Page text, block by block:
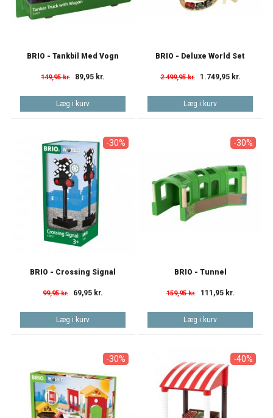
BRIO - Tankbil Med Vogn
149,95 kr. 89,95 kr.
Læg i kurv
BRIO - Deluxe World Set
2.499,95 kr. 1.749,95 kr.
Læg i kurv
-30%
BRIO - Crossing Signal
99,95 kr. 69,95 kr.
Læg i kurv
-30%
BRIO - Tunnel
159,95 kr. 111,95 kr.
Læg i kurv
-30% -40%